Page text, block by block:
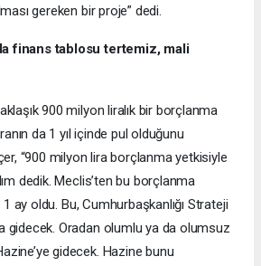
gereken bir proje” dedi.
finans tablosu tertemiz, mali
900 milyon liralık bir borçlanma
da 1 yıl içinde pul olduğunu
“900 milyon lira borçlanma yetkisiyle
dedik. Meclis’ten bu borçlanma
ay oldu. Bu, Cumhurbaşkanlığı Strateji
gidecek. Oradan olumlu ya da olumsuz
gidecek. Hazine bunu